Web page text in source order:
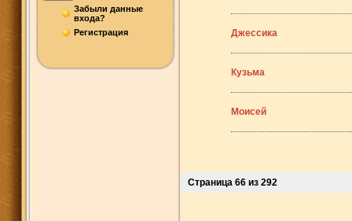
Забыли данные
входа?
Регистрация
Джессика
Кузьма
Моисей
Страница 66 из 292